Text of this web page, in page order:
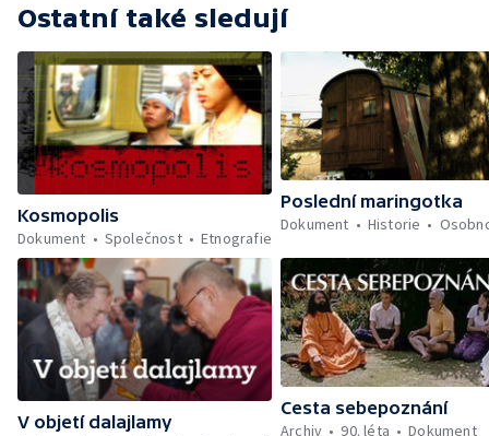
Ostatní také sledují
Kosmopolis
Dokument
Společnost Etnografie
Poslední maringotka
Dokument
Historie
V objetí dalajlamy
Cesta sebepoznání
Archiv
90. léta Dokument